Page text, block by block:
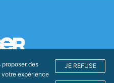
des
expérience
JE REFUSE